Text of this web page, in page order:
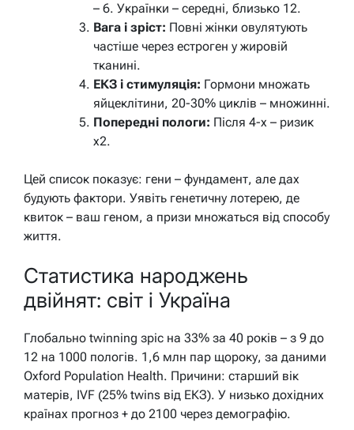
– 6. Українки – середні, близько 12.
Вага і зріст: Повні жінки овулятують
частіше через естроген у жировій
тканині.
ЕКЗ і стимуляція: Гормони множать
яйцеклітини, 20-30% циклів – множинні.
Попередні пологи: Після 4-х – ризик
х2.
Цей список показує: гени – фундамент, але дах
будують фактори. Уявіть генетичну лотерею, де
квиток – ваш геном, а призи множаться від способу
життя.
Статистика народжень
двійнят: світ і Україна
Глобально twinning зріс на 33% за 40 років – з 9 до
12 на 1000 пологів. 1,6 млн пар щороку, за даними
Oxford Population Health. Причини: старший вік
матерів, IVF (25% twins від ЕКЗ). У низько дохідних
країнах прогноз + до 2100 через демографію.